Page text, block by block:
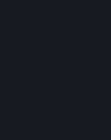
Si compras un título
se aplica el límite de
reembolso (excepto
de devolución de 14
lanzamiento. Por
cuenta para el límite
esté disponible
un reembolso en
plazo estándar de
aplicará a partir de